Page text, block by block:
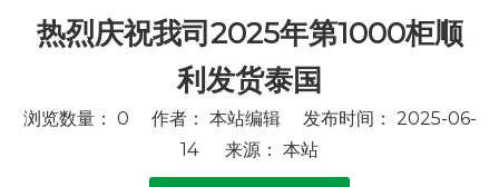
热烈庆祝我司2025年第1000柜顺
利发货泰国
浏览数量： 0 作者： 本站编辑 发布时间： 2025-06-
14 来源： 本站